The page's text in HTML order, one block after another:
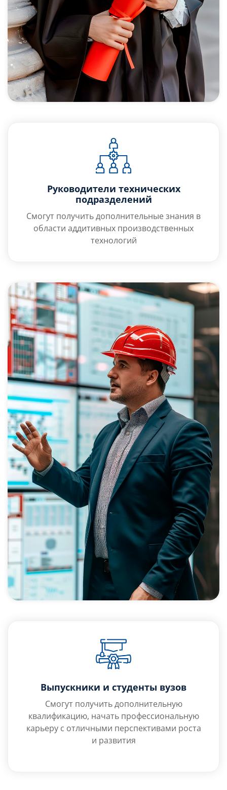
Руководители технических
подразделений
Смогут получить дополнительные знания в
области аддитивных производственных
технологий
Выпускники и студенты вузов
Смогут получить дополнительную
квалификацию, начать профессиональную
карьеру с отличными перспективами роста
и развития